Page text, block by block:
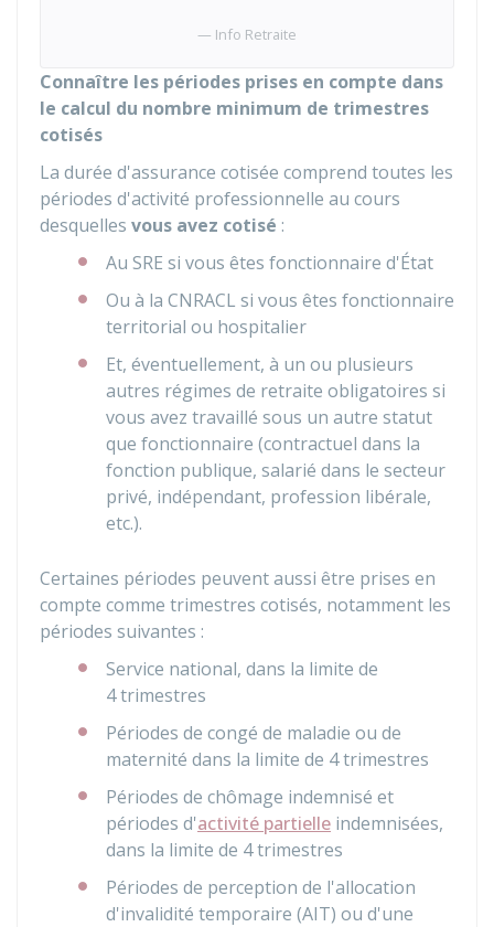
Info Retraite
Connaître les périodes prises en compte dans
le calcul du nombre minimum de trimestres
cotisés
La durée d'assurance cotisée comprend toutes les
périodes d'activité professionnelle au cours
desquelles vous avez cotisé :
Au SRE si vous êtes fonctionnaire d'État
Ou à la CNRACL si vous êtes fonctionnaire
territorial ou hospitalier
Et, éventuellement, à un ou plusieurs
autres régimes de retraite obligatoires si
vous avez travaillé sous un autre statut
que fonctionnaire (contractuel dans la
fonction publique, salarié dans le secteur
privé, indépendant, profession libérale,
etc.).
Certaines périodes peuvent aussi être prises en
compte comme trimestres cotisés, notamment les
périodes suivantes :
Service national, dans la limite de
4 trimestres
Périodes de congé de maladie ou de
maternité dans la limite de 4 trimestres
Périodes de chômage indemnisé et
périodes d'activité partielle indemnisées,
dans la limite de 4 trimestres
Périodes de perception de l'allocation
d'invalidité temporaire (AIT) ou d'une